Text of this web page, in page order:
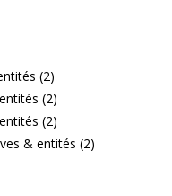
(2)
(2)
(2)
& entités (2)